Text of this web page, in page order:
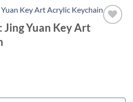
Jing Yuan Key Art